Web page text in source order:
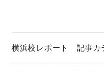
横浜校レポート 記事カ